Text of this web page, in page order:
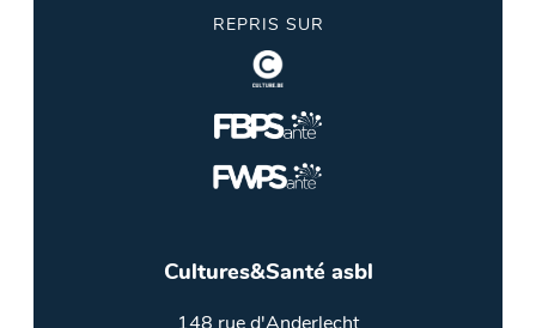
REPRIS SUR
Cultures&Santé asbl
148 rue d'Anderlecht